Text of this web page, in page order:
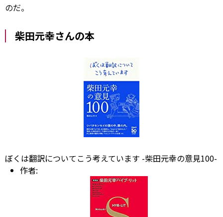
のだ。
柴田元幸さんの本
ぼくは翻訳についてこう考えています -柴田元幸の意見100-
作者: